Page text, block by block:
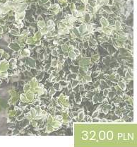
32,00 PLN